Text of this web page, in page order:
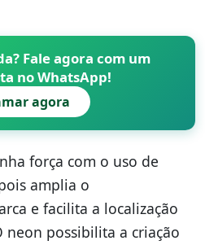
Fale agora com um
no WhatsApp!
agora
força com o uso de
amplia o
e facilita a localização
neon possibilita a criação